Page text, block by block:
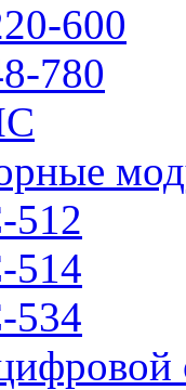
600
780
512
514
534